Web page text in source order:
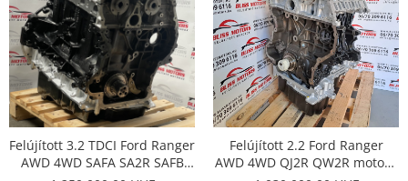
Felújított 3.2 TDCI Ford Ranger
AWD 4WD SAFA SA2R SAFB
Felújított 2.2 Ford Ranger
AWD 4WD QJ2R QW2R motor ,